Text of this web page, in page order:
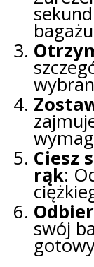
bagażu
Ciesz
rąk:
swój